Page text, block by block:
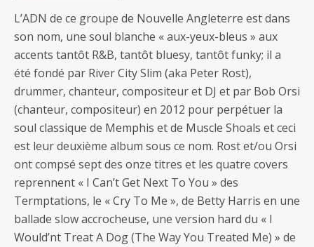
L’ADN de ce groupe de Nouvelle Angleterre est dans
son nom, une soul blanche « aux-yeux-bleus » aux
accents tantôt R&B, tantôt bluesy, tantôt funky; il a
été fondé par River City Slim (aka Peter Rost),
drummer, chanteur, compositeur et DJ et par Bob Orsi
(chanteur, compositeur) en 2012 pour perpétuer la
soul classique de Memphis et de Muscle Shoals et ceci
est leur deuxième album sous ce nom. Rost et/ou Orsi
ont compsé sept des onze titres et les quatre covers
reprennent « I Can’t Get Next To You » des
Termptations, le « Cry To Me », de Betty Harris en une
ballade slow accrocheuse, une version hard du « I
Would’nt Treat A Dog (The Way You Treated Me) » de